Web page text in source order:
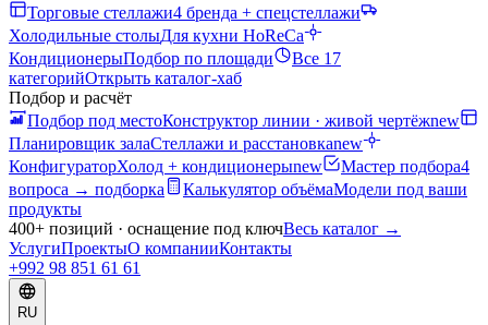
Торговые стеллажи4 бренда + спецстеллажи
Холодильные столыДля кухни HoReCa
КондиционерыПодбор по площади
Все 17
категорийОткрыть каталог-хаб
Подбор и расчёт
Подбор под местоКонструктор линии · живой чертёжnew
Планировщик залаСтеллажи и расстановкаnew
КонфигураторХолод + кондиционерыnew Мастер подбора4
вопроса → подборка
Калькулятор объёмаМодели под ваши
продукты
400+ позиций · оснащение под ключВесь каталог →
УслугиПроектыО компанииКонтакты
+992 98 851 61 61
RU